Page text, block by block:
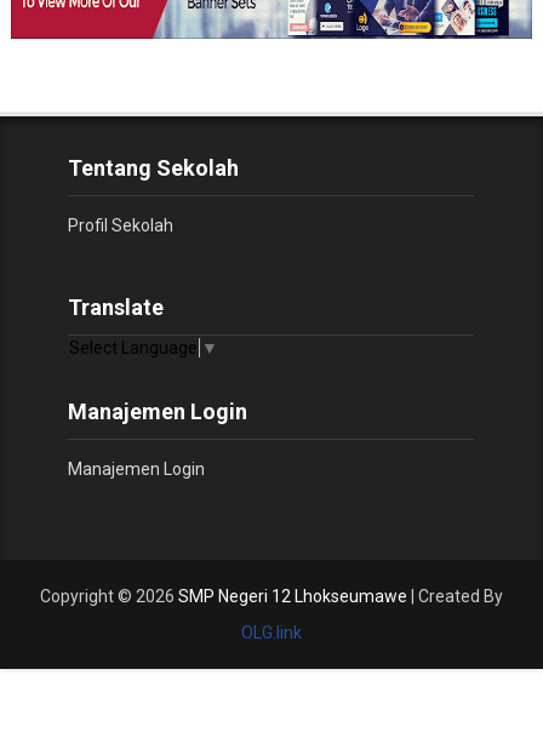
Tentang Sekolah
Profil Sekolah
Translate
Select Language ▼
Manajemen Login
Manajemen Login
Copyright © 2026 SMP Negeri 12 Lhokseumawe | Created By
OLG.link